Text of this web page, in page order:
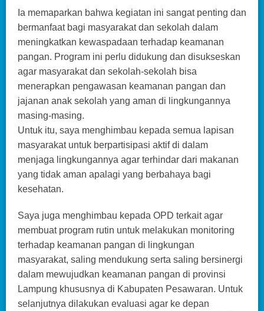
Ia memaparkan bahwa kegiatan ini sangat penting dan
bermanfaat bagi masyarakat dan sekolah dalam
meningkatkan kewaspadaan terhadap keamanan
pangan. Program ini perlu didukung dan disukseskan
agar masyarakat dan sekolah-sekolah bisa
menerapkan pengawasan keamanan pangan dan
jajanan anak sekolah yang aman di lingkungannya
masing-masing.
Untuk itu, saya menghimbau kepada semua lapisan
masyarakat untuk berpartisipasi aktif di dalam
menjaga lingkungannya agar terhindar dari makanan
yang tidak aman apalagi yang berbahaya bagi
kesehatan.
Saya juga menghimbau kepada OPD terkait agar
membuat program rutin untuk melakukan monitoring
terhadap keamanan pangan di lingkungan
masyarakat, saling mendukung serta saling bersinergi
dalam mewujudkan keamanan pangan di provinsi
Lampung khususnya di Kabupaten Pesawaran. Untuk
selanjutnya dilakukan evaluasi agar ke depan